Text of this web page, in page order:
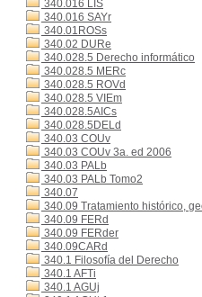
340.016 LIS
340.016 SAYr
340.01ROSs
340.02 DURe
340.028.5 Derecho informático
340.028.5 MERc
340.028.5 ROVd
340.028.5 VIEm
340.028.5AICs
340.028.5DELd
340.03 COUv
340.03 COUv 3a. ed 2006
340.03 PALb
340.03 PALb Tomo2
340.07
340.09 Tratamiento histórico,
340.09 FERd
340.09 FERder
340.09CARd
340.1 Filosofía del Derecho
340.1 AFTi
340.1 AGUj